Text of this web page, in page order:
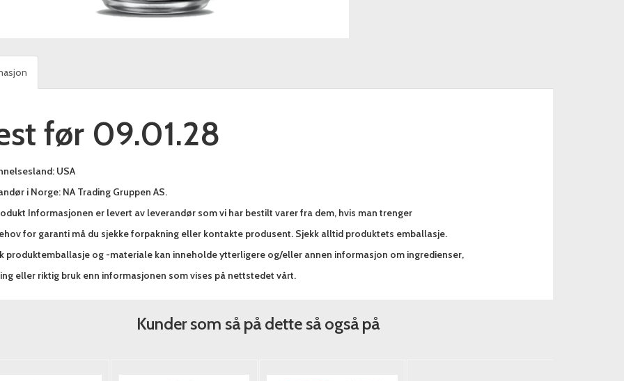
før 09.01.28
USA
i Norge: NA Trading Gruppen AS.
Informasjonen er levert av leverandør som vi har bestilt varer fra dem, hvis man trenger
for garanti må du sjekke forpakning eller kontakte produsent. Sjekk alltid produktets emballasje.
produktemballasje og -materiale kan inneholde ytterligere og/eller annen informasjon om ingredienser,
eller riktig bruk enn informasjonen som vises på nettstedet vårt.
Kunder som så på dette så også på